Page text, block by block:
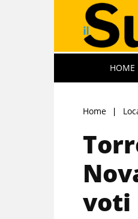
HOME
Home
voti